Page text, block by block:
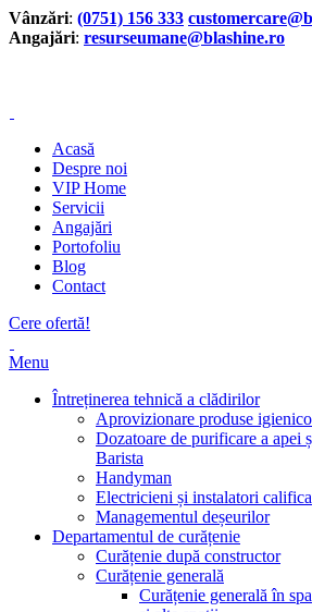
Vânzări: (0751) 156 333
Angajări: resurseumane@blashine.ro
Acasă
Despre noi
VIP Home
Servicii
Angajări
Portofoliu
Blog
Contact
Cere ofertă!
Menu
Întreținerea tehnică a clădirilor
Aprovizionare produse
Dozatoare de purificare a apei
Barista
Handyman
Electricieni și instalatori
Managementul deșeurilor
Departamentul de curățenie
Curățenie după constructor
Curățenie generală
Curățenie generală în